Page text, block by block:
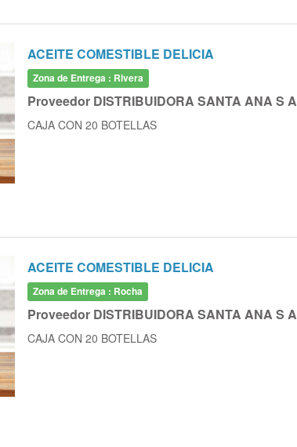
ACEITE COMESTIBLE DELICIA
Zona de Entrega : Rivera
Proveedor DISTRIBUIDORA SANTA ANA S A
CAJA CON 20 BOTELLAS
ACEITE COMESTIBLE DELICIA
Zona de Entrega : Rocha
Proveedor DISTRIBUIDORA SANTA ANA S A
CAJA CON 20 BOTELLAS